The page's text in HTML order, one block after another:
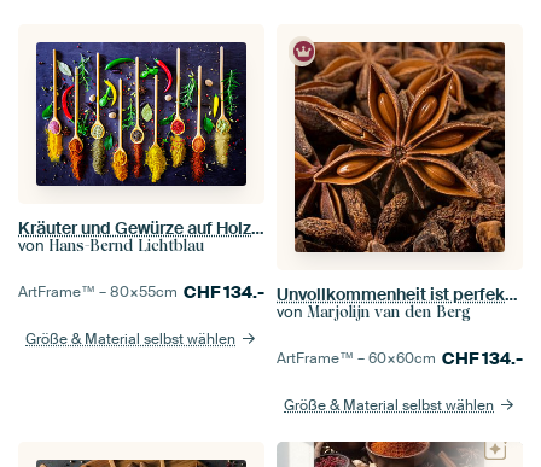
Kräuter und Gewürze auf Holzlöffel
von Hans-Bernd Lichtblau
ArtFrame™ –80×55cm CHF134.-
Größe & Material selbst wählen
Unvollkommenheit ist perfekt im Quadrat: Sternanis zwischen anderen
von Marjolijn van den Berg
ArtFrame™ –60×60cm CHF134.-
Größe & Material selbst wählen